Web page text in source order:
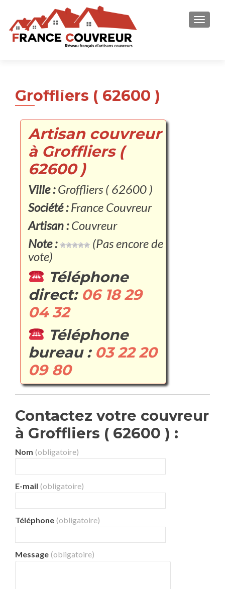
Groffliers ( 62600 )
Artisan couvreur
à Groffliers (
62600 )
Ville :Groffliers ( 62600 )
Société :France Couvreur
Artisan :Couvreur
Note :
(Pas encore de
vote)
Téléphone
direct: 06 18 29
04 32
Téléphone
bureau : 03 22 20
09 80
Contactez votre couvreur
à Groffliers ( 62600 ) :
Nom (obligatoire)
E-mail (obligatoire)
Téléphone (obligatoire)
Message (obligatoire)